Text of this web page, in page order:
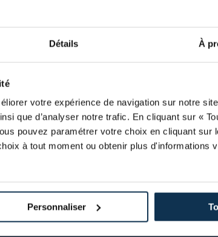
Détails À
votre expérience de navigation sur notre
que d’analyser notre trafic. En cliquant sur «
pouvez paramétrer votre choix en cliquant sur
à tout moment ou obtenir plus d'informations
Personnaliser
de